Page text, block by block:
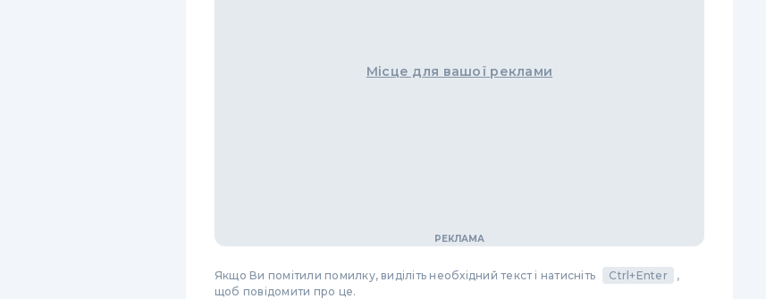
Місце для вашої реклами
Якщо Ви помітили помилку, виділіть необхідний текст і натисніть Ctrl+Enter
,
щоб повідомити про це.